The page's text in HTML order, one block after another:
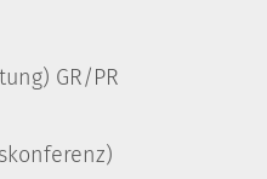
GR/PR